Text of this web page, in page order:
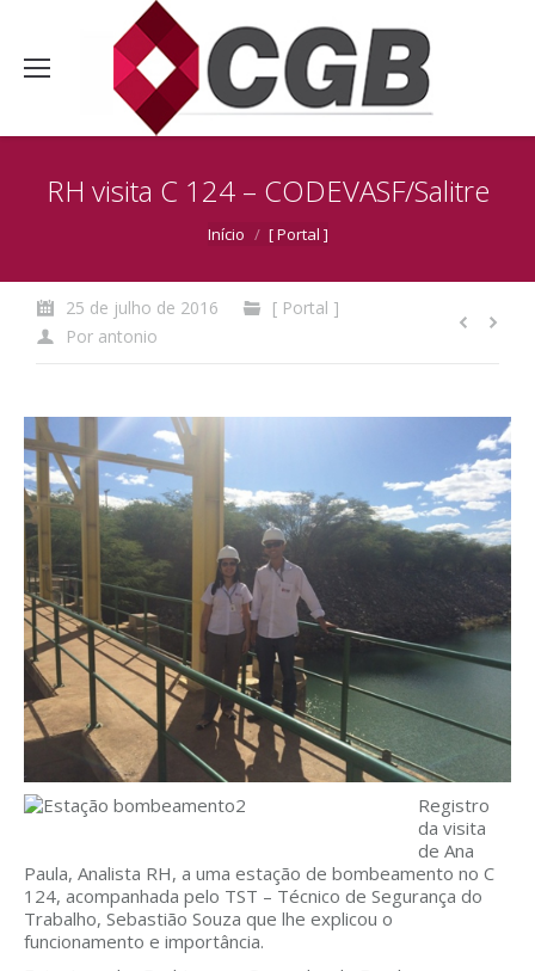
RH visita C 124 – CODEVASF/Salitre
Início [ Portal ]
25 de julho de 2016
[ Portal ]
Por antonio
Registro
da visita
de Ana
Paula, Analista RH, a uma estação de bombeamento no C
124, acompanhada pelo TST – Técnico de Segurança do
Trabalho, Sebastião Souza que lhe explicou o
funcionamento e importância.